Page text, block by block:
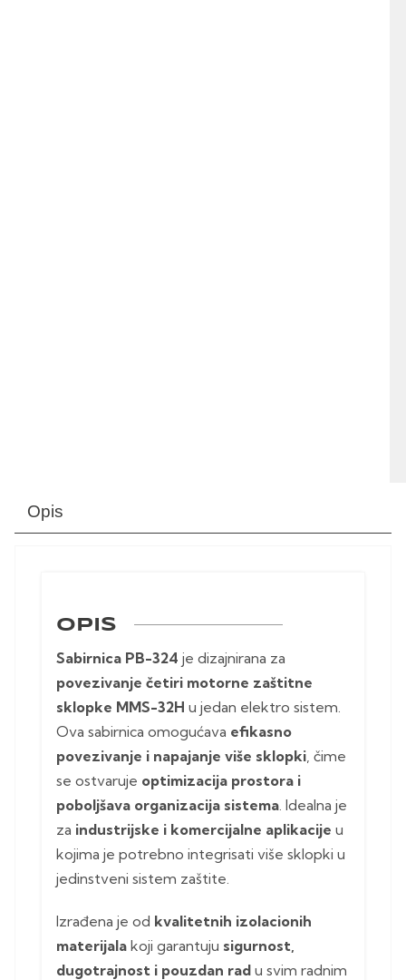
Opis
OPIS
Sabirnica PB-324 je dizajnirana za
povezivanje četiri motorne zaštitne
sklopke MMS-32H u jedan elektro sistem.
Ova sabirnica omogućava efikasno
povezivanje i napajanje više sklopki , čime
se ostvaruje optimizacija prostora i
poboljšava organizacija sistema . Idealna je
za industrijske i komercijalne aplikacije u
kojima je potrebno integrisati više sklopki u
jedinstveni sistem zaštite.
Izrađena je od kvalitetnih izolacionih
materijala koji garantuju sigurnost,
dugotrajnost i pouzdan rad u svim radnim